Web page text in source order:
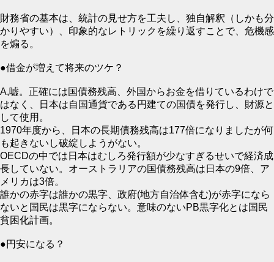
財務省の基本は、統計の見せ方を工夫し、独自解釈（しかも分
かりやすい）、印象的なレトリックを繰り返すことで、危機感
を煽る。
●借金が増えて将来のツケ？
A,嘘。正確には国債務残高、外国からお金を借りているわけで
はなく、日本は自国通貨である円建ての国債を発行し、財源と
して使用。
1970年度から、日本の長期債務残高は177倍になりましたが何
も起きないし破綻しようがない。
OECDの中では日本はむしろ発行額が少なすぎるせいで経済成
長していない。オーストラリアの国債務残高は日本の9倍、ア
メリカは3倍。
誰かの赤字は誰かの黒字、政府(地方自治体含む)が赤字になら
ないと国民は黒字にならない。意味のないPB黒字化とは国民
貧困化計画。
●円安になる？